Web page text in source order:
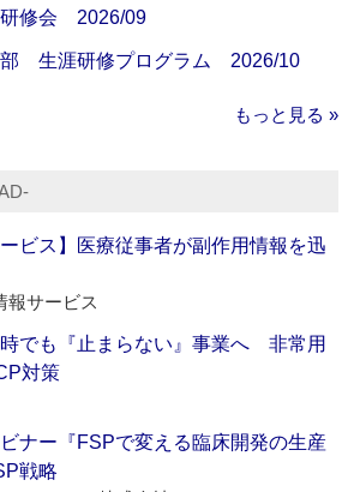
修会 2026/09
部 生涯研修プログラム 2026/10
もっと見る »
ービス】医療従事者が副作用情報を迅
報サービス
時でも『止まらない』事業へ 非常用
対策
ビナー『FSPで変える臨床開発の生産
戦略